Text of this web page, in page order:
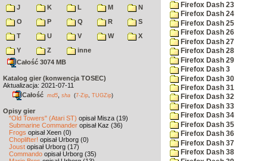
J
K L M
N
O
P Q R
S
T
U V W
X
Y
Z
inne
Całość 3074 MB
Katalog gier (konwencja TOSEC)
Aktualizacja: 2021-07-11
Całość md5 sha (7-Zip TUGZip)
Opisy gier
"Old Towers" (Atari ST) opisał Misza (19)
Submarine Commander opisał Kaz (36)
Frogs opisał Xeen (0)
Choplifter! opisał Urborg (0)
Joust opisał Urborg (17)
Commando opisał Urborg (35)
Firefox Dash 23
Firefox Dash 24
Firefox Dash 25
Firefox Dash 26
Firefox Dash 27
Firefox Dash 28
Firefox Dash 29
Firefox Dash 3
Firefox Dash 30
Firefox Dash 31
Firefox Dash 32
Firefox Dash 33
Firefox Dash 34
Firefox Dash 35
Firefox Dash 36
Firefox Dash 37
Firefox Dash 38